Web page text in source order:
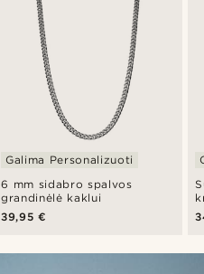
6 mm sidabro spalvos
grandinėlė kaklui
Galima Personalizuoti
39,95 €